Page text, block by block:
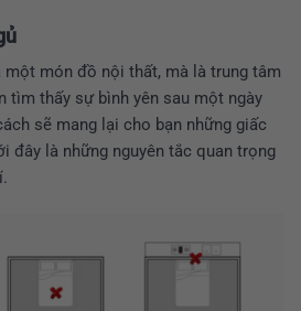
một món đồ nội thất, mà là trung tâm
tìm thấy sự bình yên sau một ngày
sẽ mang lại cho bạn những giấc
đây là những nguyên tắc quan trọng